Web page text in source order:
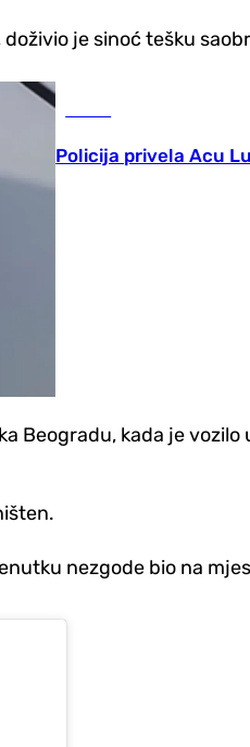
doživio je sinoć tešku
Policija privela Acu
Beogradu, kada je
nezgode bio na